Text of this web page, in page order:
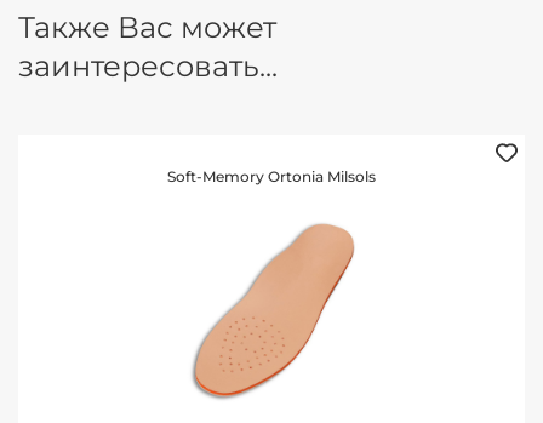
Также Вас может
заинтересовать...
Soft-Memory Ortonia Milsols